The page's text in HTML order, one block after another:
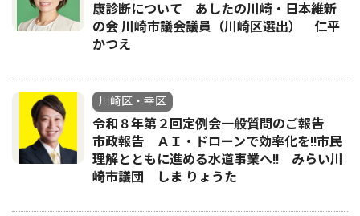
康診断について あしたの川崎・日本維新
の会 川崎市議会議員（川崎区選出） 仁平
かつえ
川崎区・幸区
令和８年第２回定例会一般質問のご報告
市政報告 ＡＩ・ドローンで効率化を!!市民
理解とともに進める水道事業へ!! みらい川
崎市議団 しま りょうた